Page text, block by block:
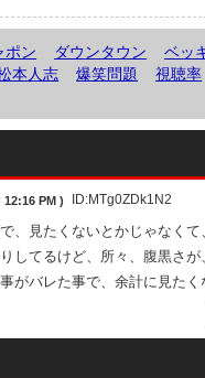
ポン ダウンタウン ベッ
本人志 爆笑問題 視聴率
12:16 PM ) ID:MTg0ZDk1N2
、見たくないとかじゃなくて
してるけど、所々、腹黒さ
がバレた事で、余計に見たく